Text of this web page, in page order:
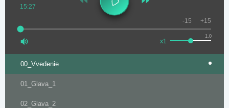
15:27
1.0
x1
-15 +15
00_Vvedenie
01_Glava_1
02_Glava_2